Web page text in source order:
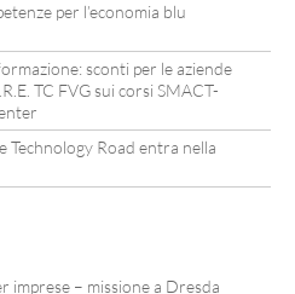
per l’economia blu
sconti per le aziende
TC FVG sui corsi SMACT-
Technology Road entra nella
imprese – missione a Dresda